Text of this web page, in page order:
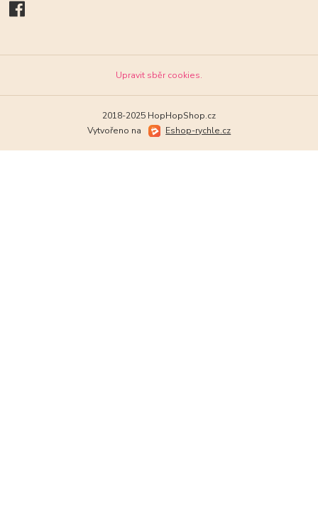
Upravit sběr cookies.
2018-2025 HopHopShop.cz
Vytvořeno na
Eshop-rychle.cz